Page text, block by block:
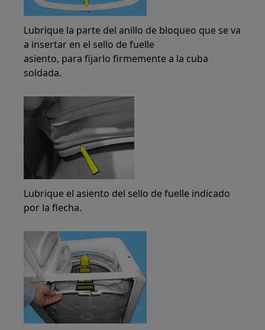
Lubrique la parte del anillo de bloqueo que se va
a insertar en el sello de fuelle
asiento, para fijarlo firmemente a la cuba
soldada.
Lubrique el asiento del sello de fuelle indicado
por la flecha.